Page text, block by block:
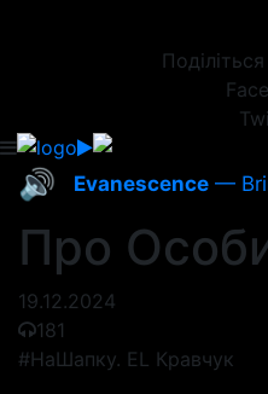
🔊 Evanescence —
Про
19.12.2024
181
#НаШапку. EL Кравчук